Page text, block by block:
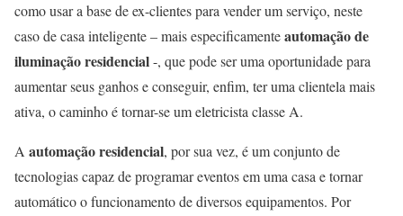
como usar a base de ex-clientes para vender um serviço, neste
caso de casa inteligente – mais especificamenteautomação de
iluminação residencial-, que pode ser uma oportunidade para
aumentar seus ganhos e conseguir, enfim, ter uma clientela mais
ativa, o caminho é tornar-se um eletricista classe A.
A automação residencial, por sua vez, é um conjunto de
tecnologias capaz de programar eventos em uma casa e tornar
automático o funcionamento de diversos equipamentos. Por